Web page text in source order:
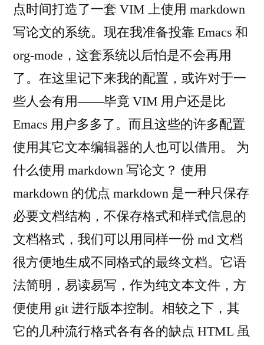
点时间打造了一套 VIM 上使用 markdown
写论文的系统。现在我准备投靠 Emacs 和
org-mode，这套系统以后怕是不会再用
了。在这里记下来我的配置，或许对于一
些人会有用——毕竟 VIM 用户还是比
Emacs 用户多多了。而且这些的许多配置
使用其它文本编辑器的人也可以借用。 为
什么使用 markdown 写论文？ 使用
markdown 的优点 markdown 是一种只保存
必要文档结构，不保存格式和样式信息的
文档格式，我们可以用同样一份 md 文档
很方便地生成不同格式的最终文档。它语
法简明，易读易写，作为纯文本文件，方
便使用 git 进行版本控制。相较之下，其
它的几种流行格式各有各的缺点 HTML 虽